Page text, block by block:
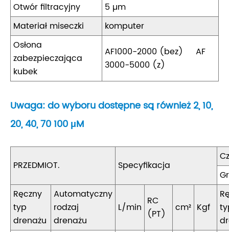
Otwór filtracyjny
5 µm
Materiał miseczki
komputer
Osłona
zabezpieczająca
kubek
AF1000-2000 (bez) AF
3000-5000 (z)
Uwaga: do wyboru dostępne są również 2, 10,
20, 40, 70 100 μM
PRZEDMIOT. Specyfikacja
Ręczny
typ
drenażu
Automatyczny
rodzaj
drenażu
L/min RC
(PT)
cm² Kgf